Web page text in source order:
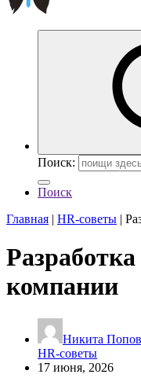
Поиск:
Поиск
Главная | HR-советы |
компании
Никита Попов
HR-советы
17 июня, 2026